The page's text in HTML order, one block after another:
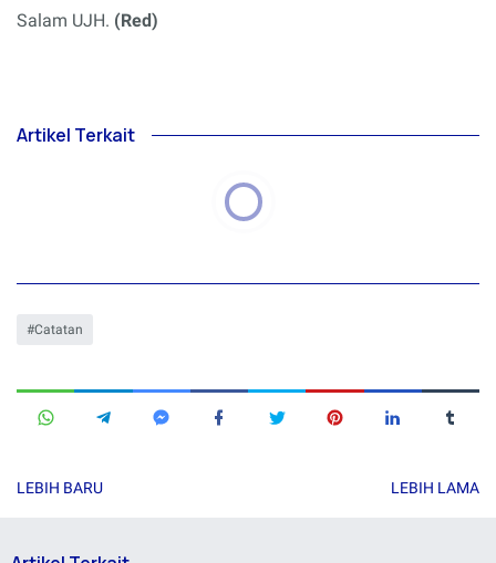
Salam UJH. (Red)
Artikel Terkait
Catatan
LEBIH BARU LEBIH LAMA